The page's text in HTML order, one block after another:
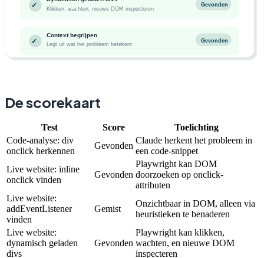
De scorekaart
Test Score
Toelichting
Code-analyse: div
onclick herkennen
Gevonden
Claude herkent het probleem in
een code-snippet
Live website: inline
onclick vinden
Gevonden
Playwright kan DOM
doorzoeken op onclick-
attributen
Live website:
addEventListener
vinden
Gemist
Onzichtbaar in DOM, alleen via
heuristieken te benaderen
Live website:
dynamisch geladen
divs
Gevonden
Playwright kan klikken,
wachten, en nieuwe DOM
inspecteren